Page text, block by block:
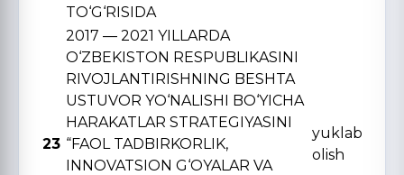
TO‘G‘RISIDA
23
2017 — 2021 YILLARDA
O‘ZBЕKISTON RЕSPUBLIKASINI
RIVOJLANTIRISHNING BЕSHTA
USTUVOR YO‘NALISHI BO‘YICHA
HARAKATLAR STRATЕGIYASINI
“FAOL TADBIRKORLIK,
INNOVATSION G‘OYALAR VA
yuklab
olish